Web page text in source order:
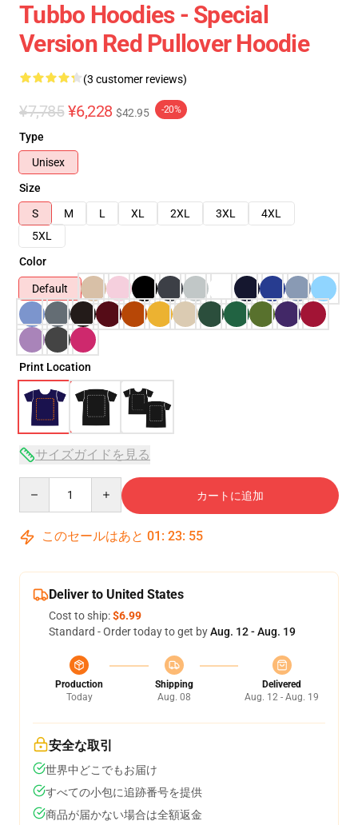
Tubbo Hoodies - Special
Version Red Pullover Hoodie
(3 customer reviews)
¥7,785 ¥6,228 $42.95 -20%
Type
Unisex
Size
S
M L XL 2XL 3XL
4XL
5XL
Color
Default
Print Location
サイズガイドを見る
カートに追加
このセールはあと 01 : 23: 54
Deliver to United States
Cost to ship:$6.99
Standard - Order today to get byAug. 12 - Aug. 19
Production
Today
Shipping
Aug. 08
Delivered
Aug. 12 - Aug. 19
安全な取引
世界中どこでもお届け
すべての小包に追跡番号を提供
商品が届かない場合は全額返金